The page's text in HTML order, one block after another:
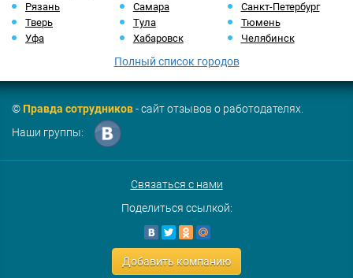
Рязань
Самара
Санкт-Петербург
Тверь
Тула
Тюмень
Уфа
Хабаровск Челябинск
Полный список городов
©Правда сотрудников- сайт отзывов о работодателях.
Наши группы:
Связаться с нами
Поделиться ссылкой:
Добавить компанию